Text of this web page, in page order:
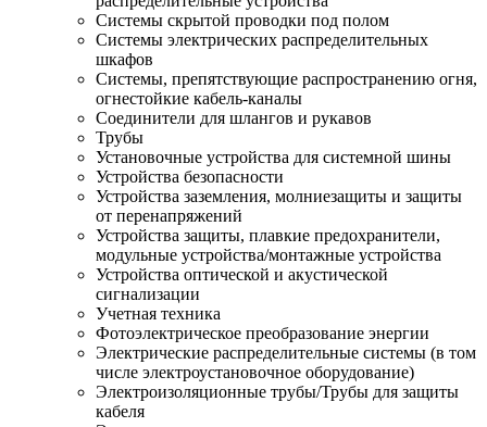
Системы скрытой проводки под полом
Системы электрических распределительных
шкафов
Системы, препятствующие распространению огня,
огнестойкие кабель-каналы
Соединители для шлангов и рукавов
Трубы
Установочные устройства для системной шины
Устройства безопасности
Устройства заземления, молниезащиты и защиты
от перенапряжений
Устройства защиты, плавкие предохранители,
модульные устройства/монтажные устройства
Устройства оптической и акустической
сигнализации
Учетная техника
Фотоэлектрическое преобразование энергии
Электрические распределительные системы (в том
числе электроустановочное оборудование)
Электроизоляционные трубы/Трубы для защиты
кабеля